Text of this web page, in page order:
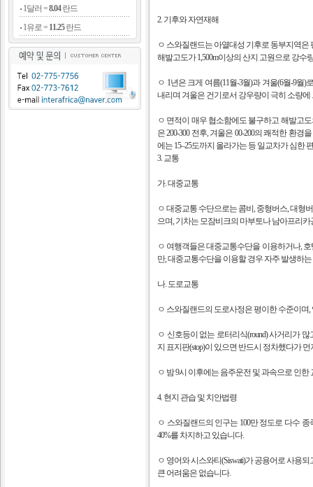
1달러 =8.04란드
1유로 = 11.25란드
2. 기후와 자연재해
ㅇ 스와질랜드는 아열대성 기후로 동부지역은
해발고도가 1,500m이상의 산지 고원으로 강수
ㅇ 1년은 크게 여름(11월-3월)과 겨울(6월-9월
내리며 겨울은 건기로서 강우량이 극히 소량에
ㅇ 면적이 매우 협소함에도 불구하고 해발고
은 200-300 전후, 겨울은 00-200의 쾌적한 환
에는 15–25도까지 올라가는 등 일교차가 심한
3. 교통
가. 대중교통
ㅇ 대중교통 수단으로는 콤비, 중형버스, 대형
으며, 기차는 모잠비크의 마부토나 남아프리
ㅇ 여행객들은 대중교통수단을 이용하거나,
만, 대중교통수단을 이용할 경우 자주 발생하
나. 도로교통
ㅇ 스와질랜드의 도로사정은 평이한 수준이
ㅇ 신호등이 없는 로터리식(round) 사거리가
지 표지판(stop)이 있으면 반드시 정차했다가
ㅇ 밤 9시 이후에는 음주운전 및 과속으로 인
4. 현지 관습 및 치안법령
ㅇ 스와질랜드의 인구는 100만 정도로 다수
40%를 차지하고 있습니다.
ㅇ 영어와 시스와티(Siswati)가 공용어로 사용
큰 어려움은 없습니다.